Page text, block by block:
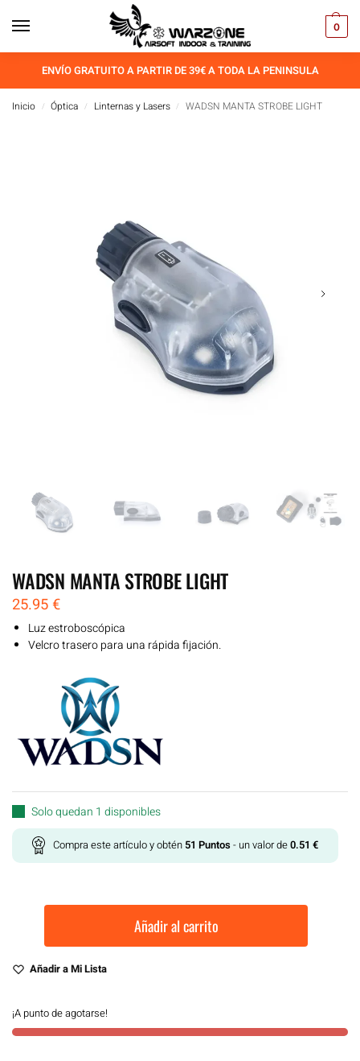
0
ENVÍO GRATUITO A PARTIR DE 39€ A TODA LA PENINSULA
Inicio / Óptica / Linternas y Lasers / WADSN MANTA STROBE LIGHT
WADSN MANTA STROBE LIGHT
25.95€
Luz estroboscópica
Velcro trasero para una rápida fijación.
Solo quedan 1 disponibles
Compra este artículo y obtén 51 Puntos - un valor de0.51 €
Añadir al carrito
Añadir a Mi Lista
¡A punto de agotarse!